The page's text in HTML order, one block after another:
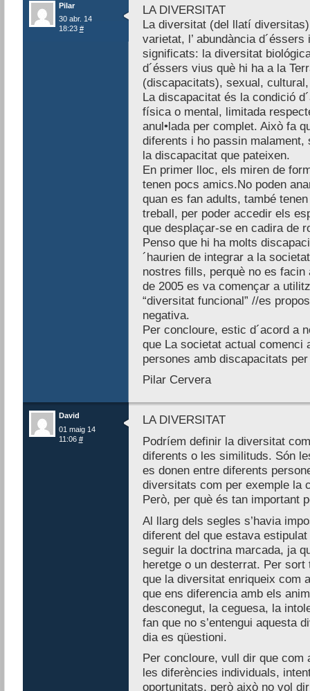
Pilar
30 abr. 14
18:23 #
LA DIVERSITAT
La diversitat (del llatí
varietat, l’ abundància
significats: la diversitat
d´éssers vius què hi ha a la
(discapacitats), sexual,
La discapacitat és la condició
física o mental, limitada
anul•lada per complet. Això fa
diferents i ho passin malament,
la discapacitat que pateixen.
En primer lloc, els miren de
tenen pocs amics.No poden
quan es fan adults, també
treball, per poder accedir els
que desplaçar-se en cadira de
Penso que hi ha molts
´haurien de integrar a la
nostres fills, perquè no es
de 2005 es va començar a
“diversitat funcional” //es
negativa.
Per concloure, estic d´acord a
que La societat actual comenci
persones amb discapacitats
Pilar Cervera
David
01 maig 14
11:06 #
LA DIVERSITAT
Podríem definir la diversitat
diferents o les similituds. Són
es donen entre diferents
diversitats com per exemple la
Però, per què és tan important
Al llarg dels segles s’havia
diferent del que estava
seguir la doctrina marcada, ja
heretge o un desterrat. Per sort
que la diversitat enriqueix com
que ens diferencia amb els
desconegut, la ceguesa, la
fan que no s’entengui aquesta
dia es qüestioni.
Per concloure, vull dir que com
les diferències individuals,
oportunitats, però això no vol